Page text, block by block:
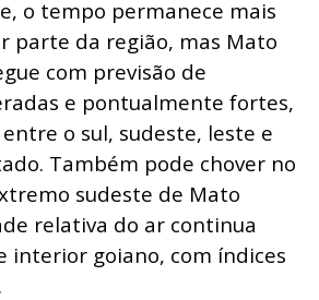
o tempo permanece mais
parte da região, mas Mato
com previsão de
e pontualmente fortes,
o sul, sudeste, leste e
Também pode chover no
sudeste de Mato
relativa do ar continua
interior goiano, com índices